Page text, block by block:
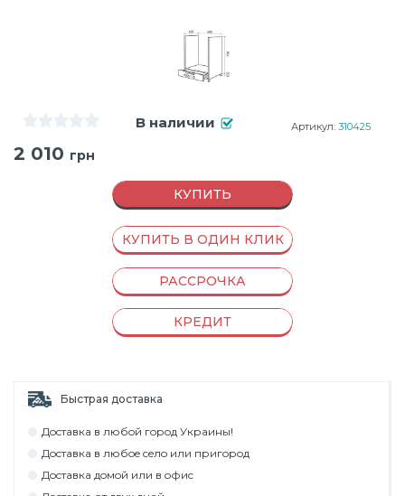
В наличии Артикул: 310425
2 010 грн
КУПИТЬ
КУПИТЬ В ОДИН КЛИК
РАССРОЧКА
КРЕДИТ
Быстрая доставка
Дocтaвкa в любoй гoрoд Укрaины!
Дocтaвкa в любoe ceлo или пригoрoд
Дocтaвкa дoмoй или в oфиc